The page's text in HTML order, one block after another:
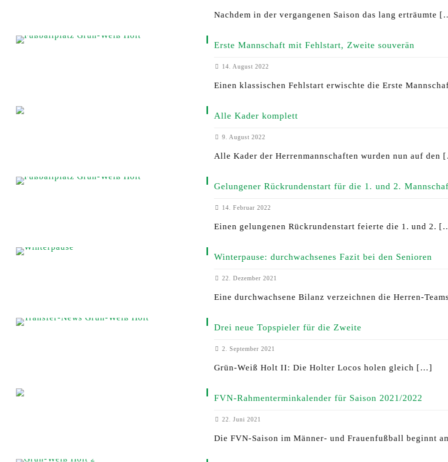
Nachdem in der vergangenen Saison das lang erträumte
Erste Mannschaft mit Fehlstart, Zweite souverän
14. August 2022
Einen klassischen Fehlstart erwischte die Erste
Alle Kader komplett
9. August 2022
Alle Kader der Herrenmannschaften wurden nun auf den
Gelungener Rückrundenstart für die 1. und 2.
14. Februar 2022
Einen gelungenen Rückrundenstart feierte die 1. und 2.
Winterpause: durchwachsenes Fazit bei den Senioren
22. Dezember 2021
Eine durchwachsene Bilanz verzeichnen die Herren-
Drei neue Topspieler für die Zweite
2. September 2021
Grün-Weiß Holt II: Die Holter Locos holen gleich […]
FVN-Rahmenterminkalender für Saison 2021/2022
22. Juni 2021
Die FVN-Saison im Männer- und Frauenfußball beginnt